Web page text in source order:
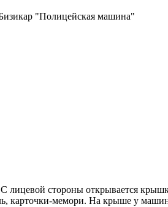
"Полицейская машина"
стороны открывается
карточки-мемори. На крыше у